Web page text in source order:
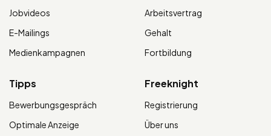
Jobvideos
E-Mailings
Medienkampagnen
Arbeitsvertrag
Gehalt
Fortbildung
Tipps
Bewerbungsgespräch
Optimale Anzeige
Freeknight
Registrierung
Über uns